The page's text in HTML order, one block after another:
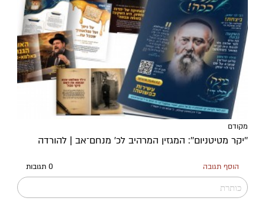
מקודם
''יקר מטיטניום'': המגזין המרהיב לכ’ מנחם־אב | להורדה
הוסף תגובה 0 תגובות